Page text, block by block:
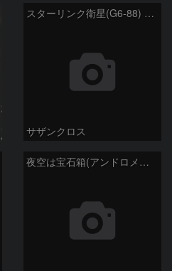
スターリンク衛星(G6-88) 1月6日 ②
サザンクロス
夜空は宝石箱(アンドロメダ座大銀河 M31) Seestar50